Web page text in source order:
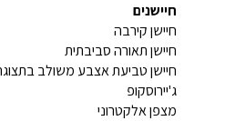
חיישנים
חיישן קירבה
חיישן תאורה סביבתית
חיישן טביעת אצבע משולב
ג'יירוסקופ
מצפן אלקטרוני